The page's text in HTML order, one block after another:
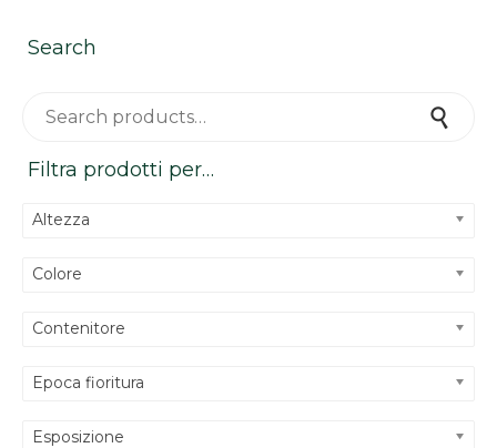
Search
Filtra prodotti per…
Altezza
Colore
Contenitore
Epoca fioritura
Esposizione